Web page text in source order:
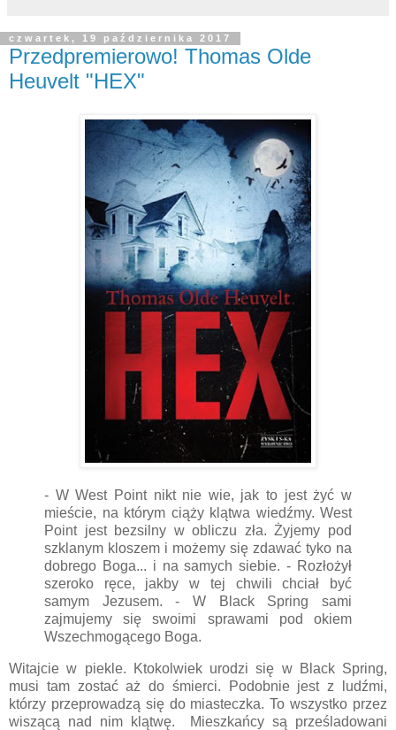
czwartek, 19 października 2017
Przedpremierowo! Thomas Olde
Heuvelt "HEX"
- W West Point nikt nie wie, jak to jest żyć w
mieście, na którym ciąży klątwa wiedźmy. West
Point jest bezsilny w obliczu zła. Żyjemy pod
szklanym kloszem i możemy się zdawać tyko na
dobrego Boga... i na samych siebie. - Rozłożył
szeroko ręce, jakby w tej chwili chciał być
samym Jezusem. - W Black Spring sami
zajmujemy się swoimi sprawami pod okiem
Wszechmogącego Boga.
Witajcie w piekle. Ktokolwiek urodzi się w Black Spring,
musi tam zostać aż do śmierci. Podobnie jest z ludźmi,
którzy przeprowadzą się do miasteczka. To wszystko przez
wiszącą nad nim klątwę. Mieszkańcy są prześladowani